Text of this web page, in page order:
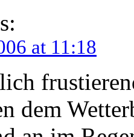
at 11:18
dem